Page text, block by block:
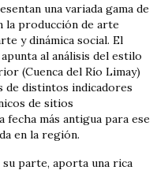
una variada gama de
la producción de arte
y dinámica social. El
al análisis del estilo
(Cuenca del Río Limay)
de distintos indicadores
de sitios
más antigua para ese
en la región.
parte, aporta una rica